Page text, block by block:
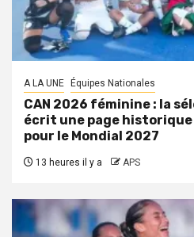
A LA UNE Équipes Nationales
CAN 2026 féminine : la
écrit une page
pour le Mondial 2027
13 heures il y a APS